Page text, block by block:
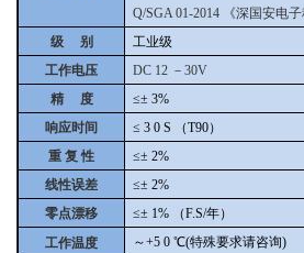
Q/SGA 01-2014
《深国安电
级
别 工业级
工作电压
DC 12 －30V
精
度 ≤± 3%
响应时间
≤ 3 0 S （T90）
重 复 性
≤± 2%
线性误差
≤± 2%
零点漂移
≤± 1% （F.S/年）
工作温度
～+5 0 ℃(特殊要求请咨询)